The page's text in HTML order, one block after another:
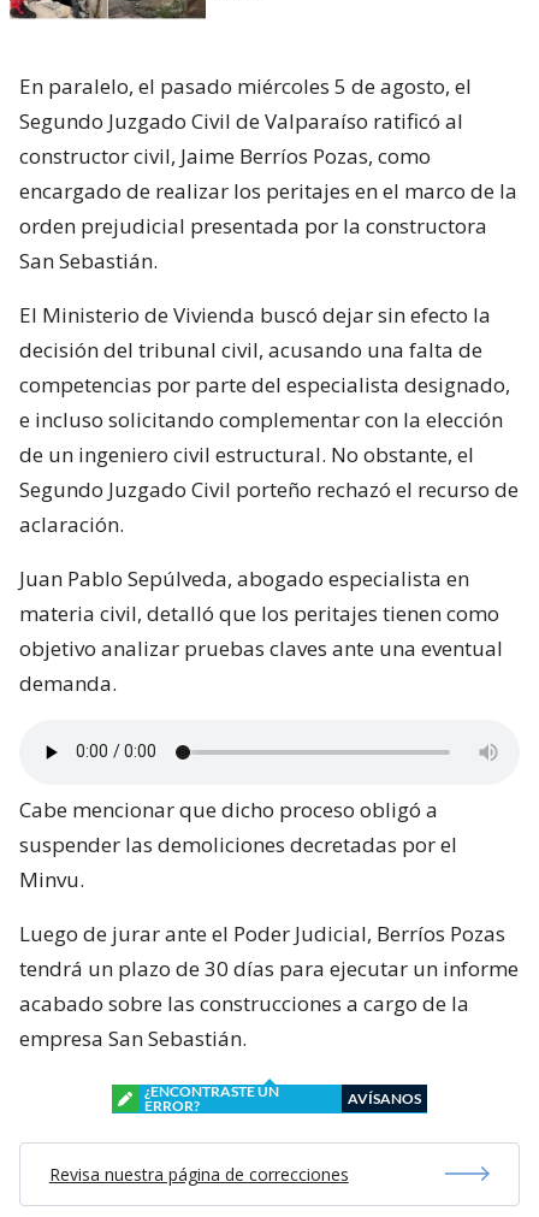
En paralelo, el pasado miércoles 5 de agosto, el
Segundo Juzgado Civil de Valparaíso ratificó al
constructor civil, Jaime Berríos Pozas, como
encargado de realizar los peritajes en el marco de la
orden prejudicial presentada por la constructora
San Sebastián.
El Ministerio de Vivienda buscó dejar sin efecto la
decisión del tribunal civil, acusando una falta de
competencias por parte del especialista designado,
e incluso solicitando complementar con la elección
de un ingeniero civil estructural. No obstante, el
Segundo Juzgado Civil porteño rechazó el recurso de
aclaración.
Juan Pablo Sepúlveda, abogado especialista en
materia civil, detalló que los peritajes tienen como
objetivo analizar pruebas claves ante una eventual
demanda.
Cabe mencionar que dicho proceso obligó a
suspender las demoliciones decretadas por el
Minvu.
Luego de jurar ante el Poder Judicial, Berríos Pozas
tendrá un plazo de 30 días para ejecutar un informe
acabado sobre las construcciones a cargo de la
empresa San Sebastián.
¿ENCONTRASTE UN
ERROR?
AVÍSANOS
Revisa nuestra página de correcciones